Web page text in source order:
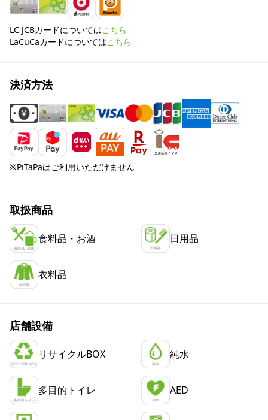
LC JCBカードについてはこちら
LaCuCaカードについてはこちら
決済方法
※PiTaPaはご利用いただけません
取扱商品
食料品・お酒 日用品
衣料品
店舗設備
リサイクルBOX 純水
多目的トイレ AED